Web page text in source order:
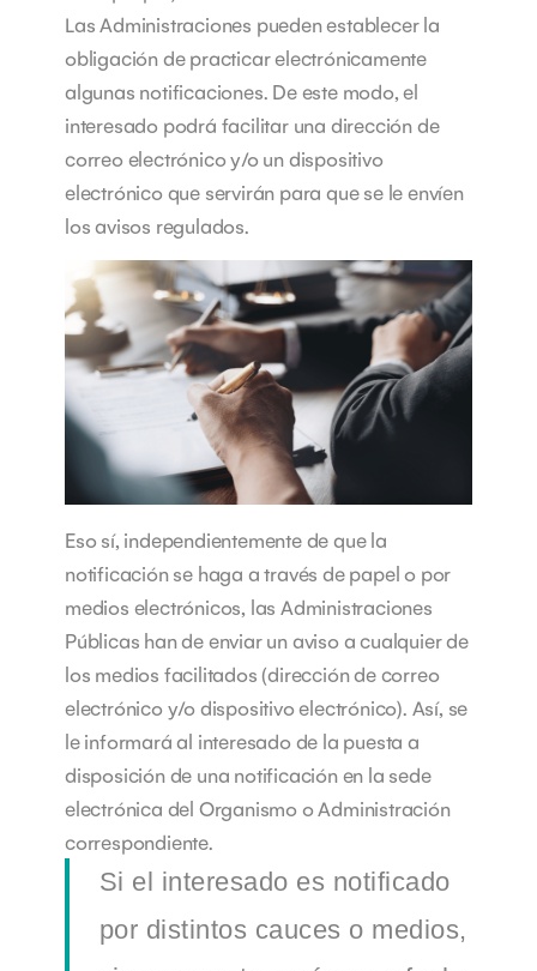
Las Administraciones pueden establecer la
obligación de practicar electrónicamente
algunas notificaciones. De este modo, el
interesado podrá facilitar una dirección de
correo electrónico y/o un dispositivo
electrónico que servirán para que se le envíen
los avisos regulados.
Eso sí, independientemente de que la
notificación se haga a través de papel o por
medios electrónicos, las Administraciones
Públicas han de enviar un aviso a cualquier de
los medios facilitados (dirección de correo
electrónico y/o dispositivo electrónico). Así, se
le informará al interesado de la puesta a
disposición de una notificación en la sede
electrónica del Organismo o Administración
correspondiente.
Si el interesado es notificado
por distintos cauces o medios,